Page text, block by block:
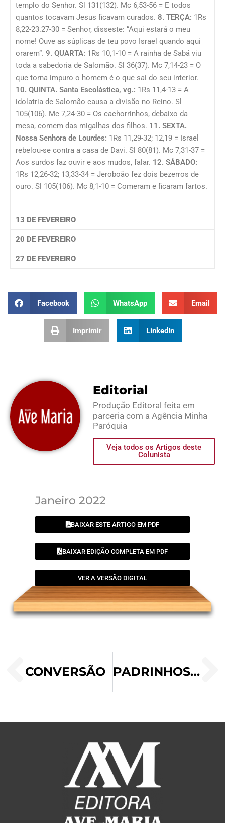
templo do Senhor. Sl 131(132). Mc 6,53-56 = E todos
quantos tocavam Jesus ficavam curados. 8. TERÇA: 1Rs
8,22-23.27-30 = Senhor, disseste: “Aqui estará o meu
nome! Ouve as súplicas de teu povo Israel quando aqui
orarem”. 9. QUARTA: 1Rs 10,1-10 = A rainha de Sabá viu
toda a sabedoria de Salomão. Sl 36(37). Mc 7,14-23 = O
que torna impuro o homem é o que sai do seu interior.
10. QUINTA. Santa Escolástica, vg.: 1Rs 11,4-13 = A
idolatria de Salomão causa a divisão no Reino. Sl
105(106). Mc 7,24-30 = Os cachorrinhos, debaixo da
mesa, comem das migalhas dos filhos. 11. SEXTA.
Nossa Senhora de Lourdes: 1Rs 11,29-32; 12,19 = Israel
rebelou-se contra a casa de Davi. Sl 80(81). Mc 7,31-37 =
Aos surdos faz ouvir e aos mudos, falar. 12. SÁBADO:
1Rs 12,26-32; 13,33-34 = Jeroboão fez dois bezerros de
ouro. Sl 105(106). Mc 8,1-10 = Comeram e ficaram fartos.
13 DE FEVEREIRO
20 DE FEVEREIRO
27 DE FEVEREIRO
Facebook WhatsApp Email
Imprimir LinkedIn
Editorial
Produção Editoral feita em
parceria com a Agência Minha
Paróquia
Veja todos os Artigos deste
Colunista
Janeiro 2022
BAIXAR ESTE ARTIGO EM PDF
BAIXAR EDIÇÃO COMPLETA EM PDF
VER A VERSÃO DIGITAL
CONVERSÃO PADRINHOS: PAIS ESPIRITUAIS